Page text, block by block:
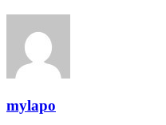
mylapo